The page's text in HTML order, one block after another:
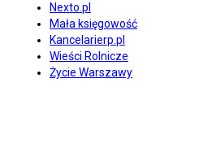
Nexto.pl
Mała księgowość
Kancelarierp.pl
Wieści Rolnicze
Życie Warszawy